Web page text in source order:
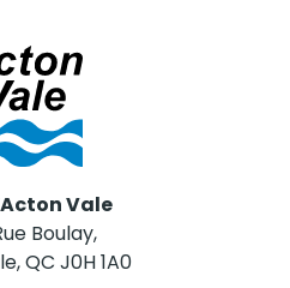
Vale
Boulay,
QC J0H 1A0